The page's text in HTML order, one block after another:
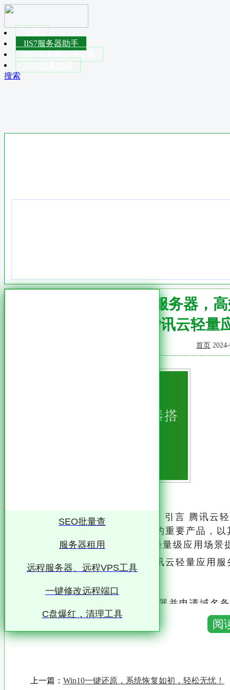
IIS7服务器助手
搜索
腾讯云轻量服务器，
腾讯云轻量
首页
腾讯云轻量应用服务器搭建指南 引言 腾讯
r，简称LAS）作为云计算领域的重要产品，
站、Web应用、博客、论坛等轻量级应用场景
本文将详细介绍如何使用腾讯云轻量应用服
腾讯云定期会推出优惠活动，用户可根据自
购买时，学生用户可以通过学生认证享受额
阅
上一篇： Win10一键还原，系统恢复如初，轻松无忧！
SEO批量查
服务器租用
远程服务器、远程VPS工具
一键修改远程端口
C盘爆红，清理工具